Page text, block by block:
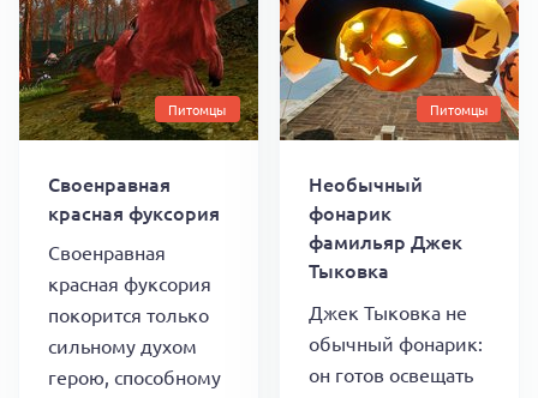
Питомцы
Своенравная
красная фуксория
Своенравная
красная фуксория
покорится только
сильному духом
герою, способному
Питомцы
Необычный
фонарик
фамильяр Джек
Тыковка
Джек Тыковка не
обычный фонарик:
он готов освещать